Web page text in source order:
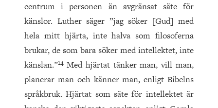
centrum i personen än avgränsat säte för
känslor. Luther säger ”jag söker [Gud] med
hela mitt hjärta, inte halva som filosoferna
brukar, de som bara söker med intellektet, inte
känslan.”14 Med hjärtat tänker man, vill man,
planerar man och känner man, enligt Bibelns
språkbruk. Hjärtat som säte för intellektet är